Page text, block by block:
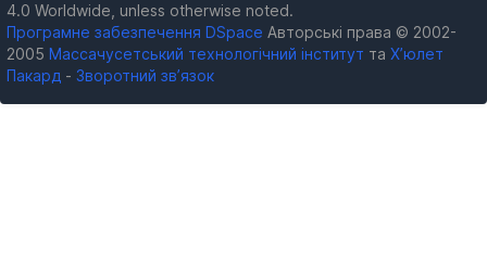
4.0 Worldwide, unless otherwise noted.
Програмне забезпечення DSpace Авторські права © 2002-
2005 Массачусетський технологічний інститут та Х’юлет
Пакард - Зворотний зв’язок